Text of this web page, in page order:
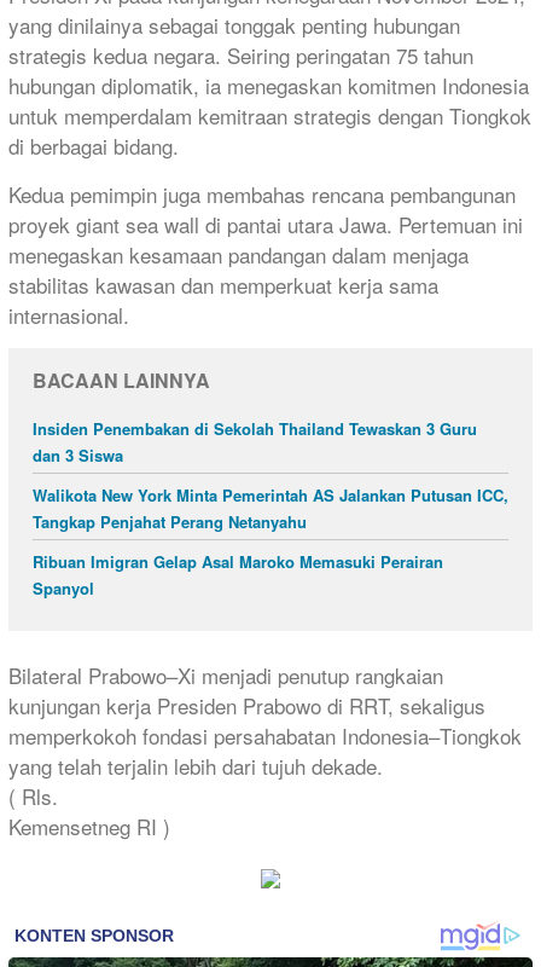
yang dinilainya sebagai tonggak penting hubungan
strategis kedua negara. Seiring peringatan 75 tahun
hubungan diplomatik, ia menegaskan komitmen Indonesia
untuk memperdalam kemitraan strategis dengan Tiongkok
di berbagai bidang.
Kedua pemimpin juga membahas rencana pembangunan
proyek giant sea wall di pantai utara Jawa. Pertemuan ini
menegaskan kesamaan pandangan dalam menjaga
stabilitas kawasan dan memperkuat kerja sama
internasional.
BACAAN LAINNYA
Insiden Penembakan di Sekolah Thailand Tewaskan 3 Guru
dan 3 Siswa
Walikota New York Minta Pemerintah AS Jalankan Putusan ICC,
Tangkap Penjahat Perang Netanyahu
Ribuan Imigran Gelap Asal Maroko Memasuki Perairan
Spanyol
Bilateral Prabowo–Xi menjadi penutup rangkaian
kunjungan kerja Presiden Prabowo di RRT, sekaligus
memperkokoh fondasi persahabatan Indonesia–Tiongkok
yang telah terjalin lebih dari tujuh dekade.
( Rls.
Kemensetneg RI )